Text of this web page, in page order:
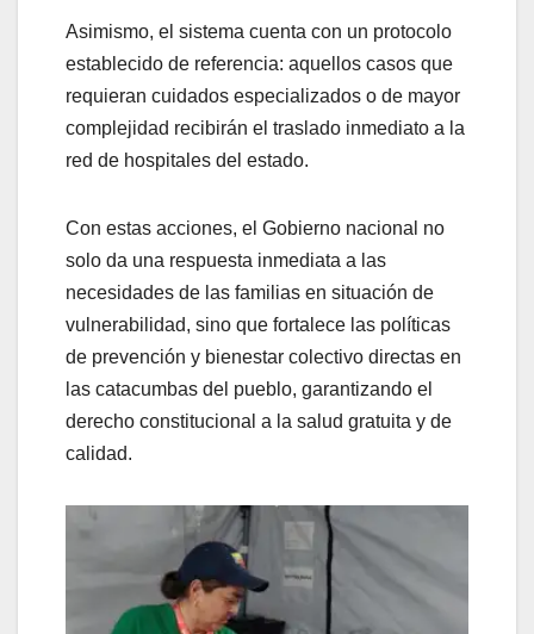
Asimismo, el sistema cuenta con un protocolo
establecido de referencia: aquellos casos que
requieran cuidados especializados o de mayor
complejidad recibirán el traslado inmediato a la
red de hospitales del estado.
Con estas acciones, el Gobierno nacional no
solo da una respuesta inmediata a las
necesidades de las familias en situación de
vulnerabilidad, sino que fortalece las políticas
de prevención y bienestar colectivo directas en
las catacumbas del pueblo, garantizando el
derecho constitucional a la salud gratuita y de
calidad.